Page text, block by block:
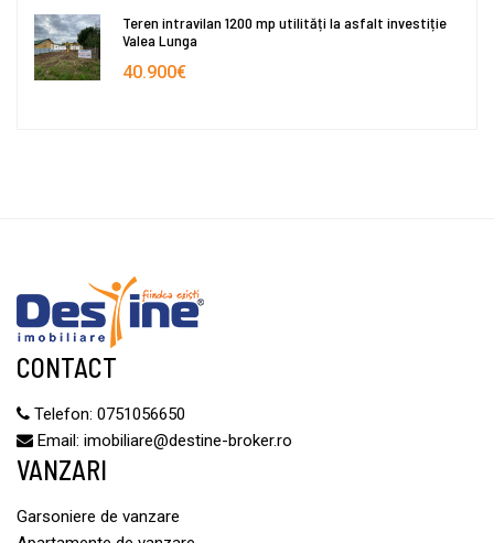
Teren intravilan 1200 mp utilități la asfalt investiție
Valea Lunga
40.900€
CONTACT
Telefon: 0751056650
Email: imobiliare@destine-broker.ro
VANZARI
Garsoniere de vanzare